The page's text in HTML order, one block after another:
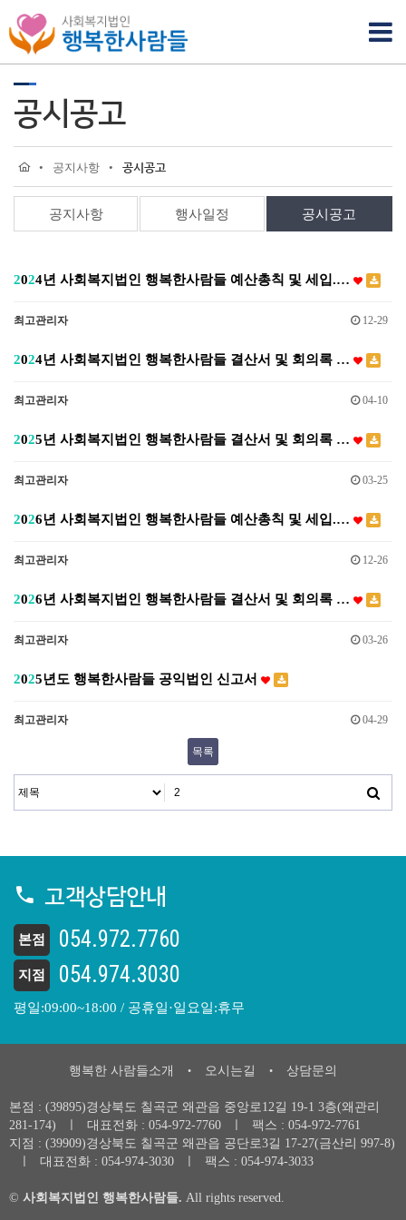
공시공고
• 공지사항 • 공시공고
공지사항 행사일정 공시공고
2024년 사회복지법인 행복한사람들 예산총칙 및 세입.…
최고관리자 12-29
2024년 사회복지법인 행복한사람들 결산서 및 회의록 …
최고관리자 04-10
2025년 사회복지법인 행복한사람들 결산서 및 회의록 …
최고관리자 03-25
2026년 사회복지법인 행복한사람들 예산총칙 및 세입.…
최고관리자 12-26
2026년 사회복지법인 행복한사람들 결산서 및 회의록 …
최고관리자 03-26
2025년도 행복한사람들 공익법인 신고서
최고관리자 04-29
목록
고객상담안내
본점 054.972.7760
지점 054.974.3030
평일:09:00~18:00 / 공휴일·일요일:휴무
행복한 사람들소개 • 오시는길 • 상담문의
본점 : (39895)경상북도 칠곡군 왜관읍 중앙로12길 19-1 3층(왜관리
281-174)
대표전화 : 054-972-7760
팩스 : 054-972-7761
지점 : (39909)경상북도 칠곡군 왜관읍 공단로3길 17-27(금산리 997-8)
대표전화 : 054-974-3030 팩스 : 054-974-3033
© 사회복지법인 행복한사람들. All rights reserved.